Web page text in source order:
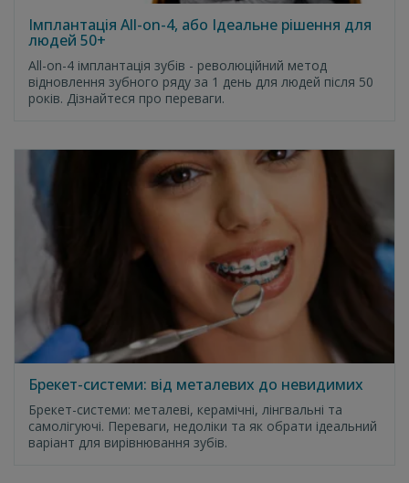
Імплантація All-on-4, або Ідеальне рішення для
людей 50+
All-on-4 імплантація зубів - революційний метод
відновлення зубного ряду за 1 день для людей після 50
років. Дізнайтеся про переваги.
Брекет-системи: від металевих до невидимих
Брекет-системи: металеві, керамічні, лінгвальні та
самолігуючі. Переваги, недоліки та як обрати ідеальний
варіант для вирівнювання зубів.